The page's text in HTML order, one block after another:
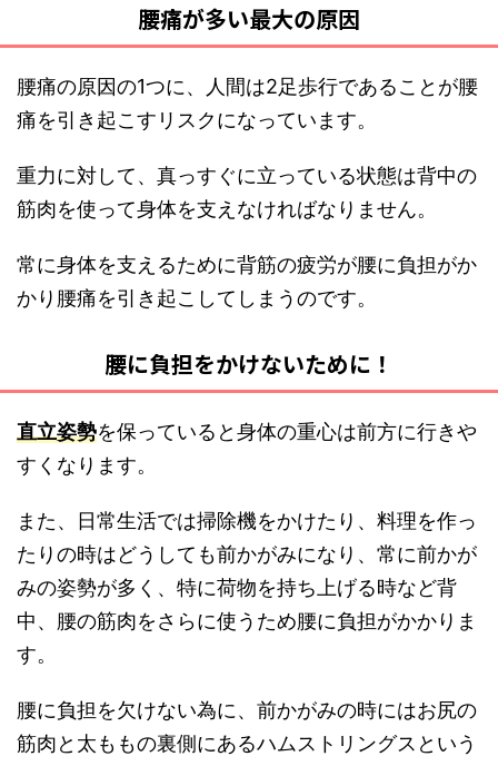
腰痛が多い最大の原因
腰痛の原因の1つに、人間は2足歩行であることが腰
痛を引き起こすリスクになっています。
重力に対して、真っすぐに立っている状態は背中の
筋肉を使って身体を支えなければなりません。
常に身体を支えるために背筋の疲労が腰に負担がか
かり腰痛を引き起こしてしまうのです。
腰に負担をかけないために！
直立姿勢を保っていると身体の重心は前方に行きや
すくなります。
また、日常生活では掃除機をかけたり、料理を作っ
たりの時はどうしても前かがみになり、常に前かが
みの姿勢が多く、特に荷物を持ち上げる時など背
中、腰の筋肉をさらに使うため腰に負担がかかりま
す。
腰に負担を欠けない為に、前かがみの時にはお尻の
筋肉と太ももの裏側にあるハムストリングスという